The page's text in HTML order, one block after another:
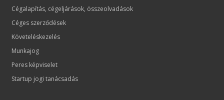
Cégalapítás, cégeljárások, összeolvadások
Céges szerződések
Követeléskezelés
Munkajog
Peres képviselet
Startup jogi tanácsadás